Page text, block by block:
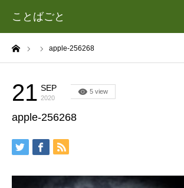
ことばごと
apple-256268
21 SEP
2020
5 view
apple-256268
ホーム
カテゴリー
遊場志善（あそば よしゆき）について